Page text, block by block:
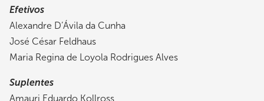
Efetivos
Alexandre D’Ávila da Cunha
José César Feldhaus
Maria Regina de Loyola Rodrigues Alves
Suplentes
Amauri Eduardo Kollross